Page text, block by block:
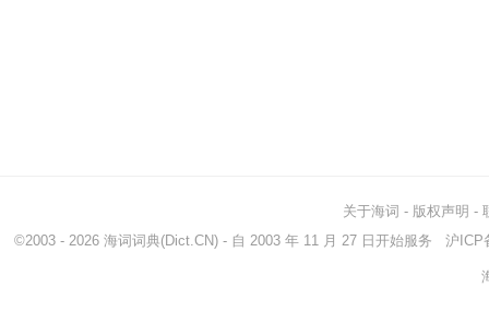
关于海词 - 版权声明 -
©2003 - 2026 海词词典(Dict.CN) - 自 2003 年 11 月 27 日开始服务 沪ICP